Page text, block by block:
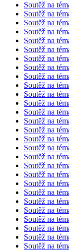
Soutěž na
Soutěž na
Soutěž na
Soutěž na
Soutěž na
Soutěž na
Soutěž na
Soutěž na
Soutěž na
Soutěž na
Soutěž na
Soutěž na
Soutěž na
Soutěž na
Soutěž na
Soutěž na
Soutěž na
Soutěž na
Soutěž na
Soutěž na
Soutěž na
Soutěž na
Soutěž na
Soutěž na
Soutěž na
Soutěž na
Soutěž na
Soutěž na